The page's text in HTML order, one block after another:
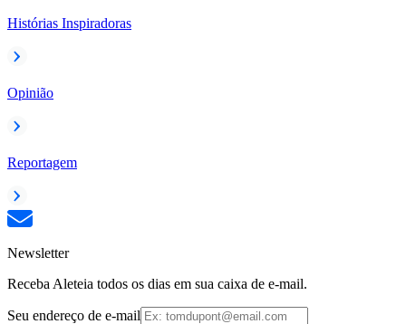
Histórias Inspiradoras
Opinião
Reportagem
Newsletter
Receba Aleteia todos os dias em sua caixa de e-mail.
Seu endereço de e-mail